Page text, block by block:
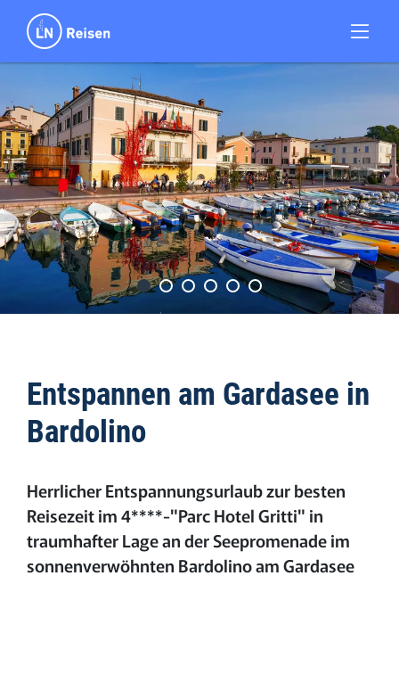
Entspannen am Gardasee in
Bardolino
Herrlicher Entspannungsurlaub zur besten
Reisezeit im 4****-"Parc Hotel Gritti" in
traumhafter Lage an der Seepromenade im
sonnenverwöhnten Bardolino am Gardasee